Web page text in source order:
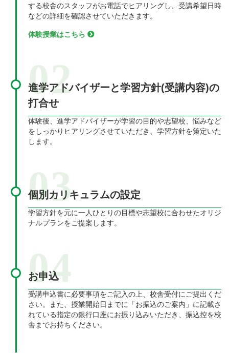
する校舎のスタッフがお電話でヒアリングし、受講希望日時
などの詳細を確認させていただきます。
体験授業はこちら
02
進学アドバイザーと学習方針(受講内容)の
打合せ
体験後、進学アドバイザーが学習の目的や志望校、悩みなど
をしっかりヒアリングさせていただき、学習方針を策定いた
します。
03
個別カリキュラムの設定
学習方針を元に一人ひとりの目標や志望校に合わせたオリジ
ナルプランをご提案します。
04
お申込
受講申込書に必要事項をご記入の上、校舎受付にご提出くだ
さい。また、授業開始日までに「お振込のご案内」に記載さ
れている指定の銀行口座にお振り込みいただき、振込控を校
舎までお持ちください。